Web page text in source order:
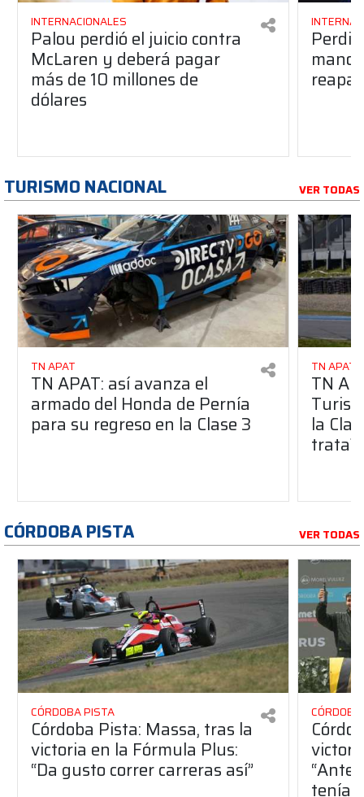
INTERNACIONALES
Palou perdió el juicio contra
McLaren y deberá pagar
más de 10 millones de
dólares
TURISMO NACIONAL VER TODAS
TN APAT
TN APAT: así avanza el
armado del Honda de Pernía
para su regreso en la Clase 3
TN APAT
TN
la
trata?
CÓRDOBA PISTA VER TODAS
CÓRDOBA PISTA
Córdoba Pista: Massa, tras la
victoria en la Fórmula Plus:
“Da gusto correr carreras así”